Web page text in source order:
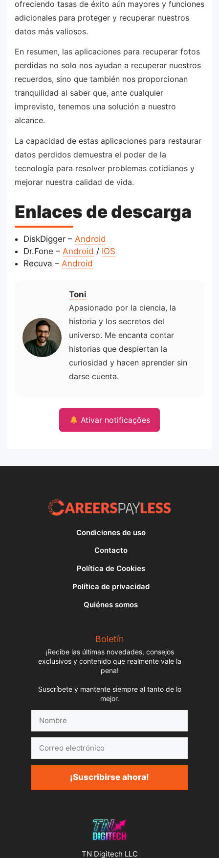
ofreciendo tasas de éxito aún mayores y funciones
adicionales para proteger y recuperar nuestros
datos más valiosos.
En resumen, las aplicaciones para recuperar fotos
perdidas no solo nos ayudan a recuperar nuestros
recuerdos, sino que también nos proporcionan
tranquilidad al saber que, ante cualquier
imprevisto, tenemos una solución a nuestro
alcance.
La capacidad de estas aplicaciones para restaurar
datos perdidos demuestra el poder de la
tecnología para resolver problemas cotidianos y
mejorar nuestra calidad de vida.
Enlaces de descarga
DiskDigger – Android
Dr.Fone – Android / IOS
Recuva – Android
Toni
Apasionado por la ciencia, la
historia y los secretos del
universo. Me encanta contar
historias que despiertan la
curiosidad y hacen aprender sin
darse cuenta.
Ativar notificações
Condiciones de uso
Contacto
Política de Cookies
Política de privacidad
Quiénes somos
Boletín
¡Recibe las últimas novedades, consejos
exclusivos y contenido que realmente vale la
pena!
Suscríbete y mantente siempre al tanto de lo
mejor.
electrónico
¡Suscribirse ahora!
TN Digitech LLC